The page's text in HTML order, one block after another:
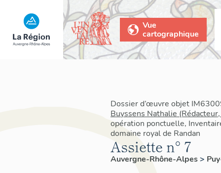
Vue
cartographique
Dossier d’œuvre objet
Buyssens Nathalie
opération ponctuelle,
domaine royal de Randan
Assiette n° 7
Auvergne-Rhône-Alpes>